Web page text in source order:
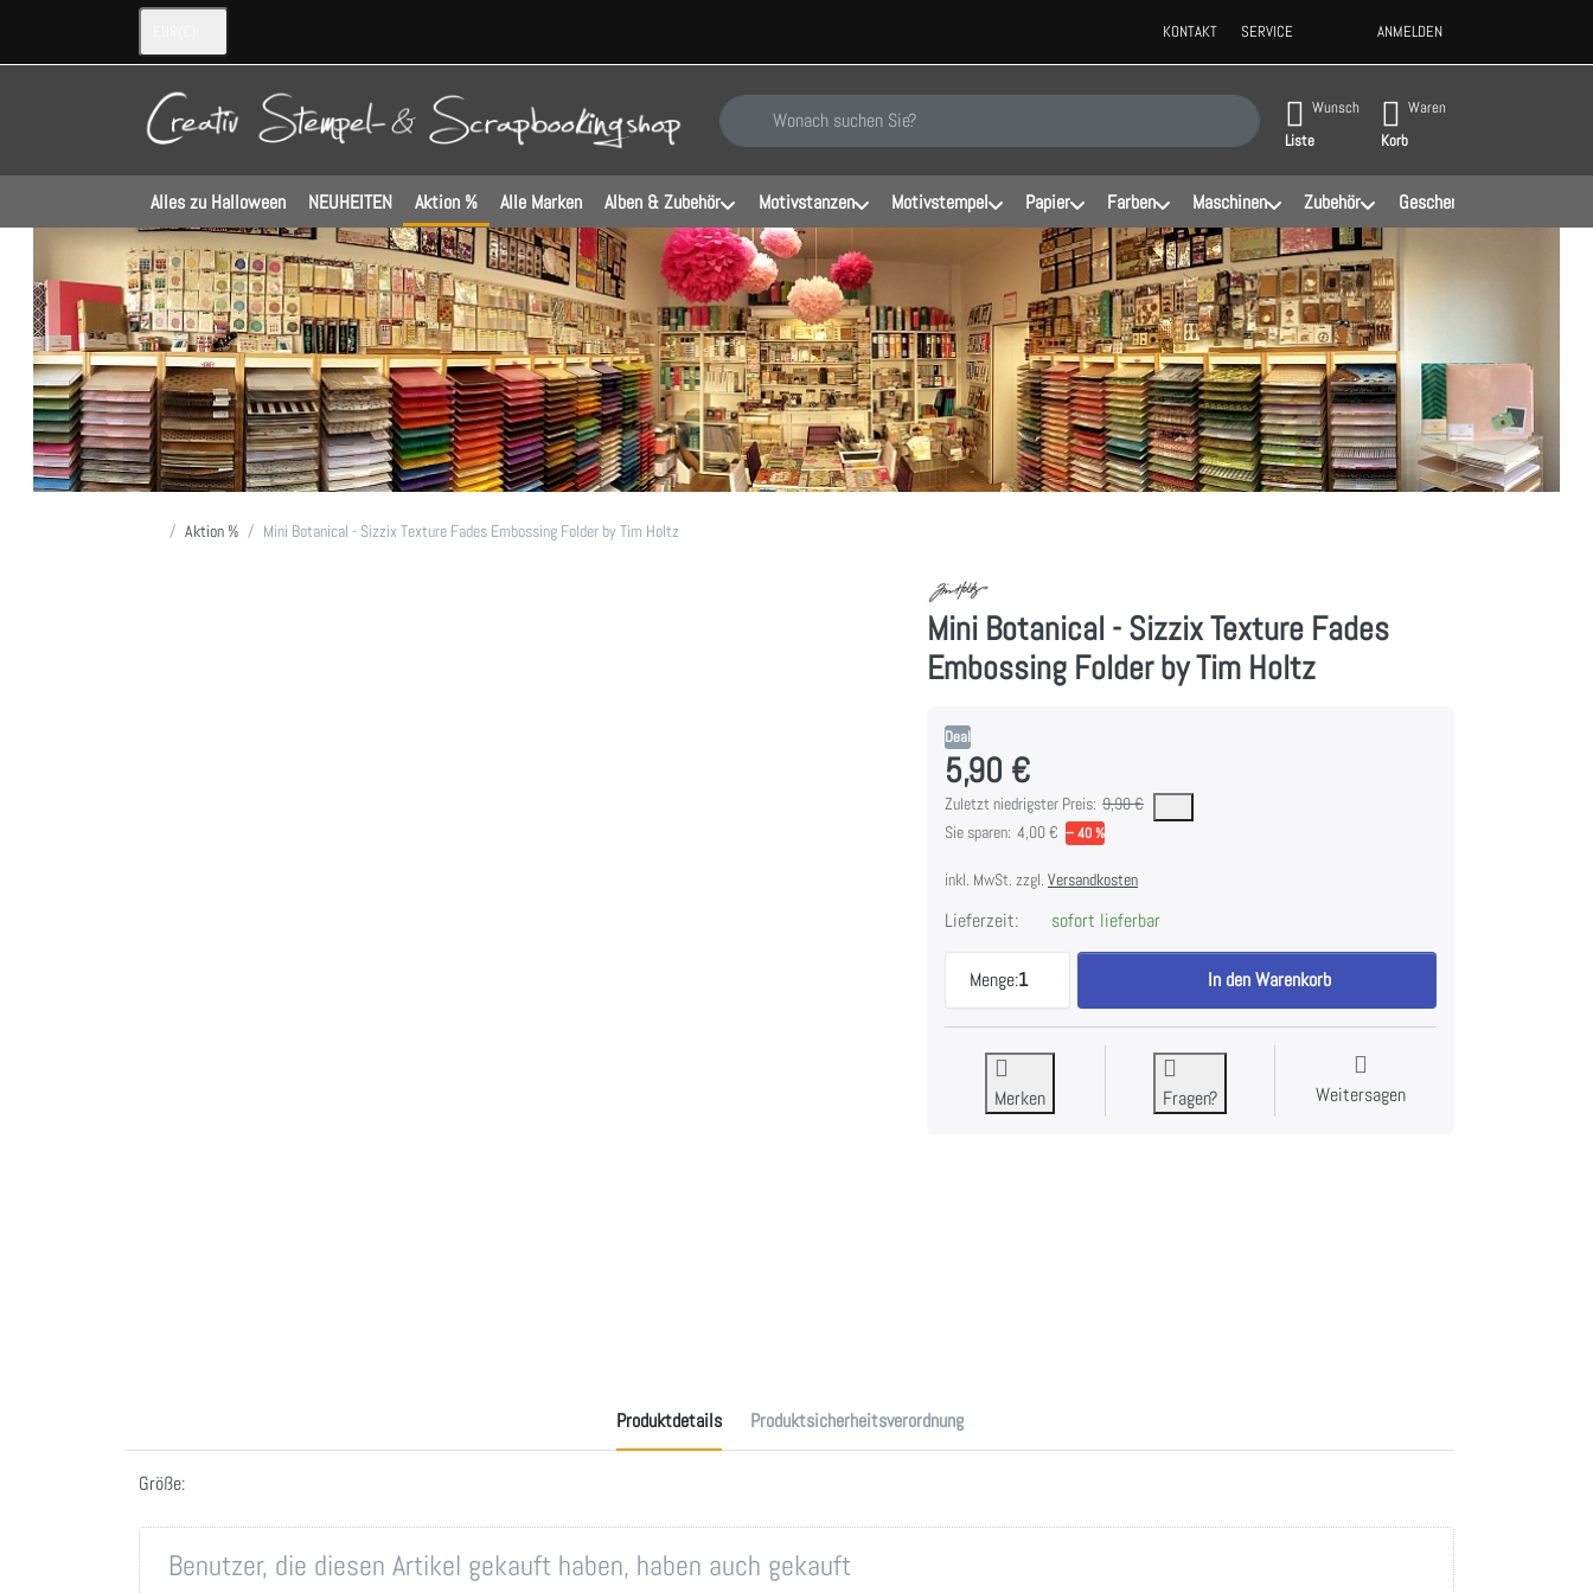
KONTAKT SERVICE ANMELDEN
Geben Sie einen Suchbegriff ein. Während Sie tippen, erscheinen automatisch erste Ergebnisse. Drücken Sie die
Wunsch
Liste
Waren
Korb
Alles zu Halloween NEUHEITEN Aktion % Alle Marken Alben & Zubehör Motivstanzen Motivstempel Papier Farben Maschinen Zubehör Geschenke
Startseite
Aktion % Mini Botanical - Sizzix Texture Fades Embossing Folder by Tim Holtz
Mini Botanical - Sizzix Texture Fades
Embossing Folder by Tim Holtz
Deal
5,90 €
Zuletzt niedrigster Preis: 9,90 €
Es handelt sich um den niedrigsten Preis des Produktes in den letzten 30 Tagen vor der Anwendung der
Sie sparen: 4,00 € − 40 %
inkl. MwSt. zzgl. Versandkosten
Lieferzeit: sofort lieferbar
Menge:1
Mini Botanical - Sizzix Texture Fades Embossing Folder by Tim Holtz
In den Warenkorb
Merken Fragen? Weitersagen
Produktdetails Produktsicherheitsverordnung
Größe:
Benutzer, die diesen Artikel gekauft haben, haben auch gekauft